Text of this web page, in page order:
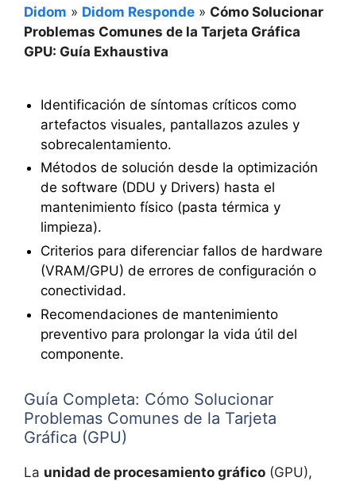
Didom » Didom Responde » Cómo Solucionar
Problemas Comunes de la Tarjeta Gráfica
GPU: Guía Exhaustiva
Identificación de síntomas críticos como
artefactos visuales, pantallazos azules y
sobrecalentamiento.
Métodos de solución desde la optimización
de software (DDU y Drivers) hasta el
mantenimiento físico (pasta térmica y
limpieza).
Criterios para diferenciar fallos de hardware
(VRAM/GPU) de errores de configuración o
conectividad.
Recomendaciones de mantenimiento
preventivo para prolongar la vida útil del
componente.
Guía Completa: Cómo Solucionar
Problemas Comunes de la Tarjeta
Gráfica (GPU)
La unidad de procesamiento gráfico (GPU),